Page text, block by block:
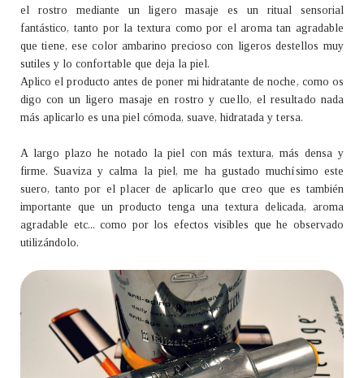
el rostro mediante un ligero masaje es un ritual sensorial
fantástico, tanto por la textura como por el aroma tan agradable
que tiene, ese color ambarino precioso con ligeros destellos muy
sutiles y lo confortable que deja la piel.
Aplico el producto antes de poner mi hidratante de noche, como os
digo con un ligero masaje en rostro y cuello, el resultado nada
más aplicarlo es una piel cómoda, suave, hidratada y tersa.
A largo plazo he notado la piel con más textura, más densa y
firme. Suaviza y calma la piel, me ha gustado muchísimo este
suero, tanto por el placer de aplicarlo que creo que es también
importante que un producto tenga una textura delicada, aroma
agradable etc... como por los efectos visibles que he observado
utilizándolo.